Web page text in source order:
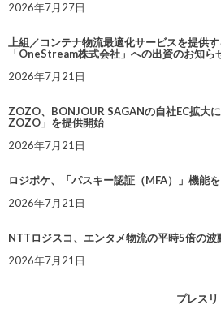
2026年7月27日
上組／コンテナ物流最適化サービスを提供
「OneStream株式会社」への出資のお知ら
2026年7月21日
ZOZO、BONJOUR SAGANの自社EC拡大
ZOZO」を提供開始
2026年7月21日
ロジポケ、「パスキー認証（MFA）」機能
2026年7月21日
NTTロジスコ、エンタメ物流の平時5倍の
2026年7月21日
プレス